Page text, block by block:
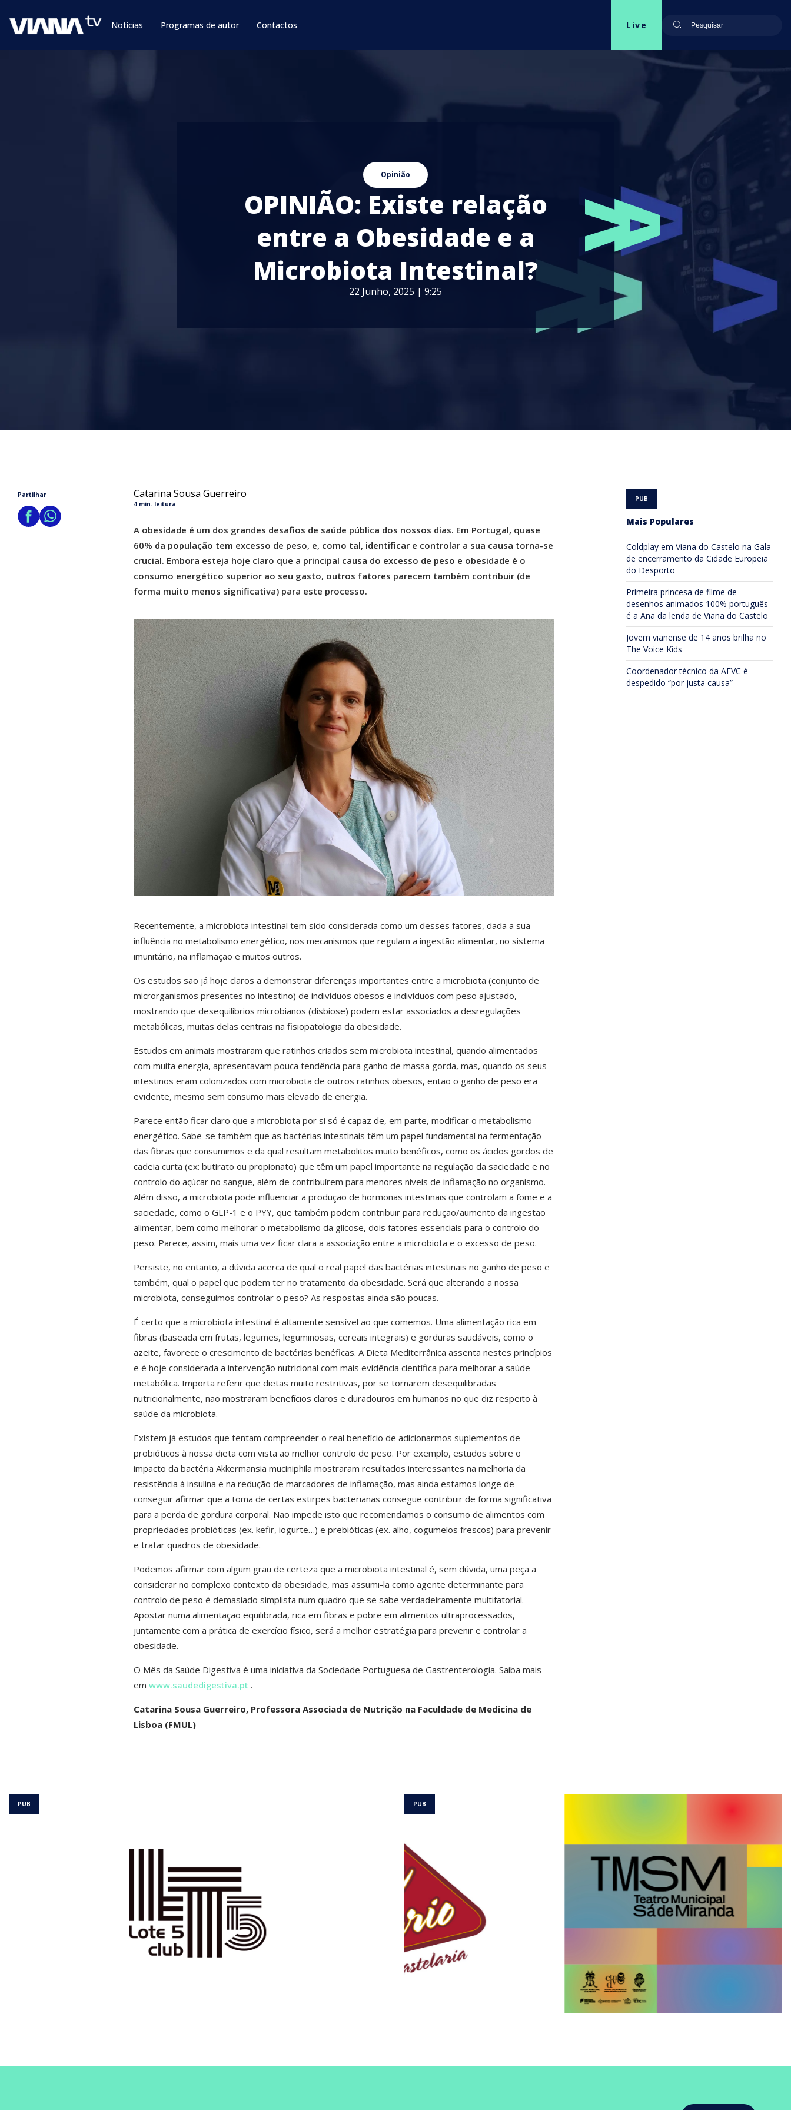
Notícias Programas de autor Contactos Live
Opinião
OPINIÃO: Existe relação
entre a Obesidade e a
Microbiota Intestinal?
22 Junho, 2025 | 9:25
Partilhar Catarina Sousa Guerreiro
4 min. leitura
A obesidade é um dos grandes desafios de saúde pública dos nossos dias. Em Portugal, quase
60% da população tem excesso de peso, e, como tal, identificar e controlar a sua causa torna-se
crucial. Embora esteja hoje claro que a principal causa do excesso de peso e obesidade é o
consumo energético superior ao seu gasto, outros fatores parecem também contribuir (de
forma muito menos significativa) para este processo.
Recentemente, a microbiota intestinal tem sido considerada como um desses fatores, dada a sua
influência no metabolismo energético, nos mecanismos que regulam a ingestão alimentar, no sistema
imunitário, na inflamação e muitos outros.
Os estudos são já hoje claros a demonstrar diferenças importantes entre a microbiota (conjunto de
microrganismos presentes no intestino) de indivíduos obesos e indivíduos com peso ajustado,
mostrando que desequilíbrios microbianos (disbiose) podem estar associados a desregulações
metabólicas, muitas delas centrais na fisiopatologia da obesidade.
Estudos em animais mostraram que ratinhos criados sem microbiota intestinal, quando alimentados
com muita energia, apresentavam pouca tendência para ganho de massa gorda, mas, quando os seus
intestinos eram colonizados com microbiota de outros ratinhos obesos, então o ganho de peso era
evidente, mesmo sem consumo mais elevado de energia.
Parece então ficar claro que a microbiota por si só é capaz de, em parte, modificar o metabolismo
energético. Sabe-se também que as bactérias intestinais têm um papel fundamental na fermentação
das fibras que consumimos e da qual resultam metabolitos muito benéficos, como os ácidos gordos de
cadeia curta (ex: butirato ou propionato) que têm um papel importante na regulação da saciedade e no
controlo do açúcar no sangue, além de contribuírem para menores níveis de inflamação no organismo.
Além disso, a microbiota pode influenciar a produção de hormonas intestinais que controlam a fome e a
saciedade, como o GLP-1 e o PYY, que também podem contribuir para redução/aumento da ingestão
alimentar, bem como melhorar o metabolismo da glicose, dois fatores essenciais para o controlo do
peso. Parece, assim, mais uma vez ficar clara a associação entre a microbiota e o excesso de peso.
Persiste, no entanto, a dúvida acerca de qual o real papel das bactérias intestinais no ganho de peso e
também, qual o papel que podem ter no tratamento da obesidade. Será que alterando a nossa
microbiota, conseguimos controlar o peso? As respostas ainda são poucas.
É certo que a microbiota intestinal é altamente sensível ao que comemos. Uma alimentação rica em
fibras (baseada em frutas, legumes, leguminosas, cereais integrais) e gorduras saudáveis, como o
azeite, favorece o crescimento de bactérias benéficas. A Dieta Mediterrânica assenta nestes princípios
e é hoje considerada a intervenção nutricional com mais evidência científica para melhorar a saúde
metabólica. Importa referir que dietas muito restritivas, por se tornarem desequilibradas
nutricionalmente, não mostraram benefícios claros e duradouros em humanos no que diz respeito à
saúde da microbiota.
Existem já estudos que tentam compreender o real benefício de adicionarmos suplementos de
probióticos à nossa dieta com vista ao melhor controlo de peso. Por exemplo, estudos sobre o
impacto da bactéria Akkermansia muciniphila mostraram resultados interessantes na melhoria da
resistência à insulina e na redução de marcadores de inflamação, mas ainda estamos longe de
conseguir afirmar que a toma de certas estirpes bacterianas consegue contribuir de forma significativa
para a perda de gordura corporal. Não impede isto que recomendamos o consumo de alimentos com
propriedades probióticas (ex. kefir, iogurte…) e prebióticas (ex. alho, cogumelos frescos) para prevenir
e tratar quadros de obesidade.
Podemos afirmar com algum grau de certeza que a microbiota intestinal é, sem dúvida, uma peça a
considerar no complexo contexto da obesidade, mas assumi-la como agente determinante para
controlo de peso é demasiado simplista num quadro que se sabe verdadeiramente multifatorial.
Apostar numa alimentação equilibrada, rica em fibras e pobre em alimentos ultraprocessados,
juntamente com a prática de exercício físico, será a melhor estratégia para prevenir e controlar a
obesidade.
O Mês da Saúde Digestiva é uma iniciativa da Sociedade Portuguesa de Gastrenterologia. Saiba mais
em www.saudedigestiva.pt .
Catarina Sousa Guerreiro, Professora Associada de Nutrição na Faculdade de Medicina de
Lisboa (FMUL)
Mais Populares
Coldplay em Viana do Castelo na Gala
de encerramento da Cidade Europeia
do Desporto
Primeira princesa de filme de
desenhos animados 100% português
é a Ana da lenda de Viana do Castelo
Jovem vianense de 14 anos brilha no
The Voice Kids
Coordenador técnico da AFVC é
despedido “por justa causa”